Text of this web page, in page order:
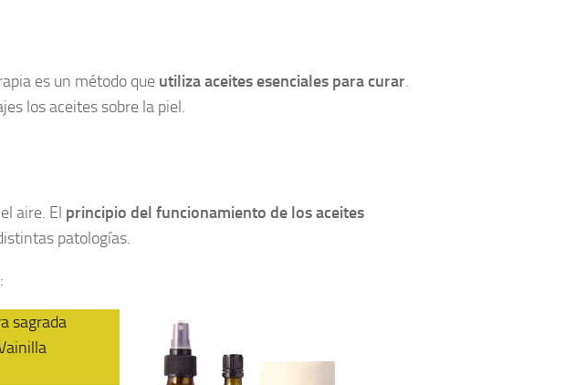
es un método que utiliza aceites esenciales para curar.
los aceites sobre la piel.
aire. El principio del funcionamiento de los aceites
patologías.
sagrada